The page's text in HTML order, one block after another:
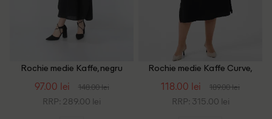
Rochie medie Kaffe, negru
97.00 lei 148.00 lei
RRP: 289.00 lei
Rochie medie Kaffe Curve,
118.00 lei 189.00 lei
RRP: 315.00 lei